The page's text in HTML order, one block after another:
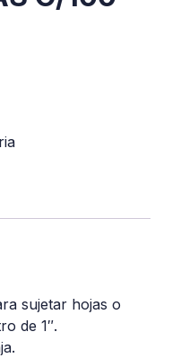
sujetar hojas o
de 1″.